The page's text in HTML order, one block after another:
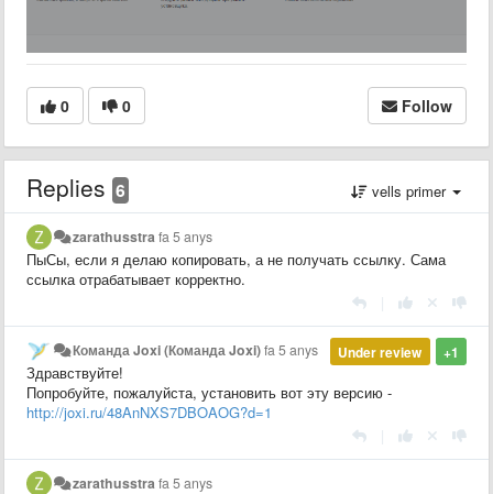
0 0 Follow
Replies 6 vells primer
zarathusstrafa 5 anys
ПыСы, если я делаю копировать, а не получать ссылку. Сама
ссылка отрабатывает корректно.
+1
Under review
Команда Joxi (Команда Joxi)fa 5 anys
Здравствуйте!
Попробуйте, пожалуйста, установить вот эту версию -
http://joxi.ru/48AnNXS7DBOAOG?d=1
zarathusstrafa 5 anys